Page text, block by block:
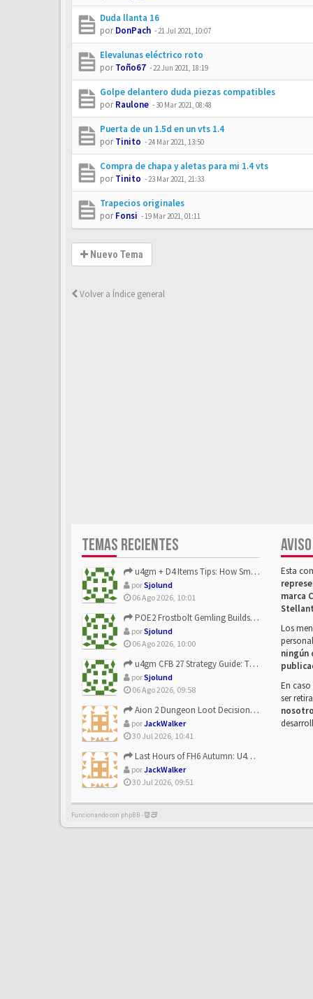
Duda llanta 16
porDonPach -21 Jul 2021, 10:07
Elevalunas eléctrico roto
porToño67 -22 Jun 2021, 18:19
Golpe delantero duda piezas compatibles
porRaulone -30 Mar 2021, 08:48
Puerta de un 1.5d en un vts 1.4
porTinito -24 Mar 2021, 13:50
Compra de chapa y aletas para mi 1.4 vts
porTinito -23 Mar 2021, 21:33
Trapecios originales
porFonsi -19 Mar 2021, 01:11
Nuevo Tema
Volver a Índice general
TEMAS RECIENTES
u4gm + D4 Items Tips: How Smart Players Optimize Gear, Build...
porSjolund
06 Ago 2026, 10:01
POE2 Frostbolt Gemling Builds Get Stronger With u4gm’s Ice C...
porSjolund
06 Ago 2026, 10:00
u4gm CFB 27 Strategy Guide: The Toxic Offensive Scheme Your ...
porSjolund
06 Ago 2026, 09:58
Aion 2 Dungeon Loot Decisions: Smarter Runs With U4N
porJackWalker
30 Jul 2026, 10:41
Last Hours of FH6 Autumn: U4N and the Best Rewards to Grab
porJackWalker
30 Jul 2026, 09:51
Esta
marca
Los
ningún
En
ser
Funcionando con phpBB -